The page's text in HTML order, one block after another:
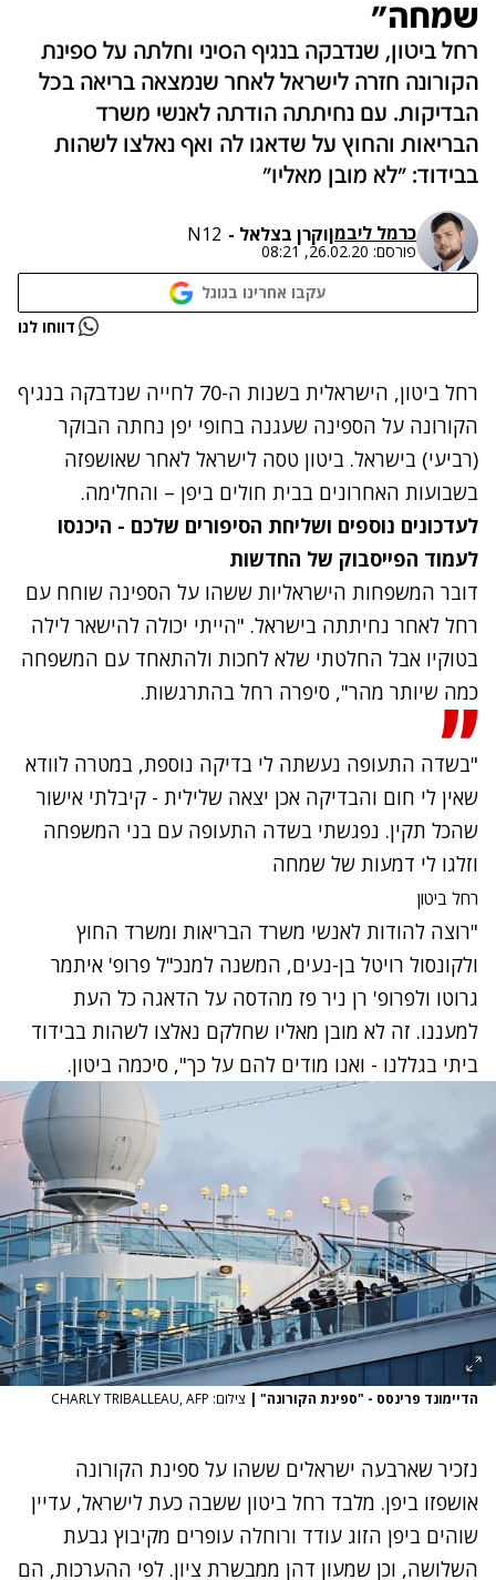
שמחה"
רחל ביטון, שנדבקה בנגיף הסיני וחלתה על ספינת
הקורונה חזרה לישראל לאחר שנמצאה בריאה בכל
הבדיקות. עם נחיתתה הודתה לאנשי משרד
הבריאות והחוץ על שדאגו לה ואף נאלצו לשהות
בבידוד: "לא מובן מאליו"
כרמל ליבמןוקרן בצלאל - N12
פורסם: 26.02.20, 08:21
עקבו אחרינו בגוגל
נתקלנו בבעיה דווחו לנו
רחל ביטון, הישראלית בשנות ה-70 לחייה שנדבקה בנגיף
הקורונה על הספינה שעגנה בחופי יפן נחתה הבוקר
(רביעי) בישראל. ביטון טסה לישראל לאחר שאושפזה
בשבועות האחרונים בבית חולים ביפן – והחלימה.
לעדכונים נוספים ושליחת הסיפורים שלכם - היכנסו
לעמוד הפייסבוק של החדשות
דובר המשפחות הישראליות ששהו על הספינה שוחח עם
רחל לאחר נחיתתה בישראל. "הייתי יכולה להישאר לילה
בטוקיו אבל החלטתי שלא לחכות ולהתאחד עם המשפחה
כמה שיותר מהר", סיפרה רחל בהתרגשות.
"בשדה התעופה נעשתה לי בדיקה נוספת, במטרה לוודא
שאין לי חום והבדיקה אכן יצאה שלילית - קיבלתי אישור
שהכל תקין. נפגשתי בשדה התעופה עם בני המשפחה
וזלגו לי דמעות של שמחה
רחל ביטון
"רוצה להודות לאנשי משרד הבריאות ומשרד החוץ
ולקונסול רויטל בן-נעים, המשנה למנכ"ל פרופ' איתמר
גרוטו ולפרופ' רן ניר פז מהדסה על הדאגה כל העת
למעננו. זה לא מובן מאליו שחלקם נאלצו לשהות בבידוד
ביתי בגללנו - ואנו מודים להם על כך", סיכמה ביטון.
הדיימונד פרינסס - "ספינת הקורונה" | צילום: CHARLY TRIBALLEAU, AFP
נזכיר שארבעה ישראלים ששהו על ספינת הקורונה
אושפזו ביפן. מלבד רחל ביטון ששבה כעת לישראל, עדיין
שוהים ביפן הזוג עודד ורוחלה עופרים מקיבוץ גבעת
השלושה, וכן שמעון דהן ממבשרת ציון. לפי ההערכות, הם